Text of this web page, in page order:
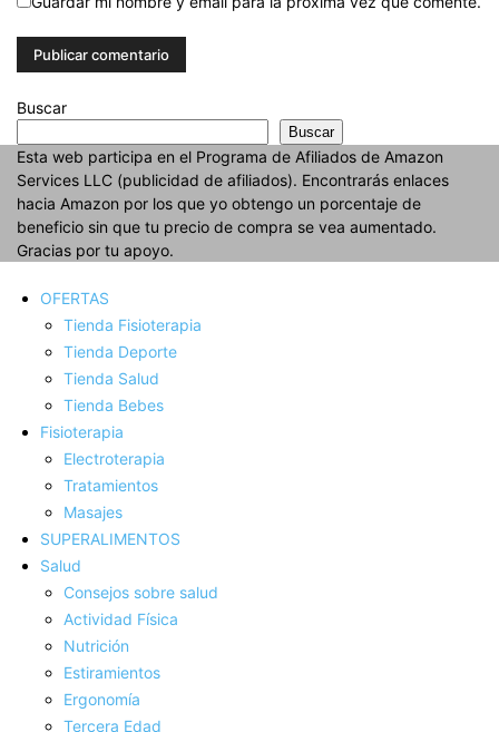
Buscar
Buscar
Esta web participa en el Programa de Afiliados de Amazon
Services LLC (publicidad de afiliados). Encontrarás enlaces
hacia Amazon por los que yo obtengo un porcentaje de
beneficio sin que tu precio de compra se vea aumentado.
Gracias por tu apoyo.
OFERTAS
Tienda Fisioterapia
Tienda Deporte
Tienda Salud
Tienda Bebes
Fisioterapia
Electroterapia
Tratamientos
Masajes
SUPERALIMENTOS
Salud
Consejos sobre salud
Actividad Fí­sica
Nutrición
Estiramientos
Ergonomí­a
Tercera Edad